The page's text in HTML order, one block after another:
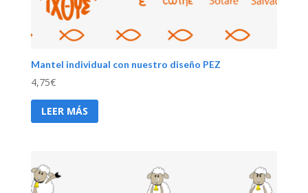
Mantel individual con nuestro diseño PEZ
4,75€
LEER MÁS